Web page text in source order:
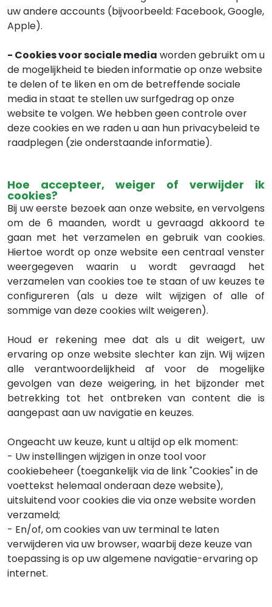
uw andere accounts (bijvoorbeeld: Facebook, Google,
Apple).
- Cookies voor sociale media worden gebruikt om u
de mogelijkheid te bieden informatie op onze website
te delen of te liken en om de betreffende sociale
media in staat te stellen uw surfgedrag op onze
website te volgen. We hebben geen controle over
deze cookies en we raden u aan hun privacybeleid te
raadplegen (zie onderstaande informatie).
Hoe accepteer, weiger of verwijder ik
cookies?
Bij uw eerste bezoek aan onze website, en vervolgens
om de 6 maanden, wordt u gevraagd akkoord te
gaan met het verzamelen en gebruik van cookies.
Hiertoe wordt op onze website een centraal venster
weergegeven waarin u wordt gevraagd het
verzamelen van cookies toe te staan of uw keuzes te
configureren (als u deze wilt wijzigen of alle of
sommige van deze cookies wilt weigeren).
Houd er rekening mee dat als u dit weigert, uw
ervaring op onze website slechter kan zijn. Wij wijzen
alle verantwoordelijkheid af voor de mogelijke
gevolgen van deze weigering, in het bijzonder met
betrekking tot het ontbreken van content die is
aangepast aan uw navigatie en keuzes.
Ongeacht uw keuze, kunt u altijd op elk moment:
- Uw instellingen wijzigen in onze tool voor
cookiebeheer (toegankelijk via de link "Cookies" in de
voettekst helemaal onderaan deze website),
uitsluitend voor cookies die via onze website worden
verzameld;
- En/of, om cookies van uw terminal te laten
verwijderen via uw browser, waarbij deze keuze van
toepassing is op uw algemene navigatie-ervaring op
internet.